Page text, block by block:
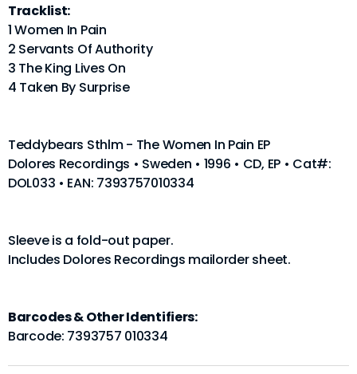
Tracklist:
1 Women In Pain
2 Servants Of Authority
3 The King Lives On
4 Taken By Surprise
Teddybears Sthlm - The Women In Pain EP
Dolores Recordings • Sweden • 1996 • CD, EP • Cat#:
DOL033 • EAN: 7393757010334
Sleeve is a fold-out paper.
Includes Dolores Recordings mailorder sheet.
Barcodes & Other Identifiers:
Barcode: 7393757 010334